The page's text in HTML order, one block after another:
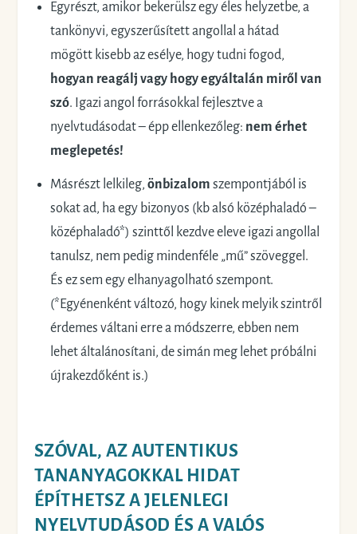
Egyrészt, amikor bekerülsz egy éles helyzetbe, a
tankönyvi, egyszerűsített angollal a hátad
mögött kisebb az esélye, hogy tudni fogod,
hogyan reagálj vagy hogy egyáltalán miről van
szó. Igazi angol forrásokkal fejlesztve a
nyelvtudásodat – épp ellenkezőleg: nem érhet
meglepetés!
Másrészt lelkileg, önbizalom szempontjából is
sokat ad, ha egy bizonyos (kb alsó középhaladó –
középhaladó*) szinttől kezdve eleve igazi angollal
tanulsz, nem pedig mindenféle „mű” szöveggel.
És ez sem egy elhanyagolható szempont.
(*Egyénenként változó, hogy kinek melyik szintről
érdemes váltani erre a módszerre, ebben nem
lehet általánosítani, de simán meg lehet próbálni
újrakezdőként is.)
SZÓVAL, AZ AUTENTIKUS
TANANYAGOKKAL HIDAT
ÉPÍTHETSZ A JELENLEGI
NYELVTUDÁSOD ÉS A VALÓS